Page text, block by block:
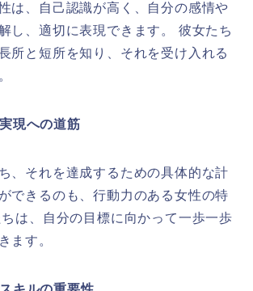
は、自己認識が高く、自分の感情や
し、適切に表現できます。 彼女たち
所と短所を知り、それを受け入れる
現への道筋
、それを達成するための具体的な計
できるのも、行動力のある女性の特
は、自分の目標に向かって一歩一歩
ます。